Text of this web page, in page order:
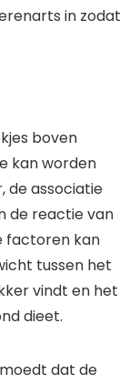
in zodat
boven
kan worden
de associatie
de reactie van
factoren kan
tussen het
vindt en het
dieet.
dat de